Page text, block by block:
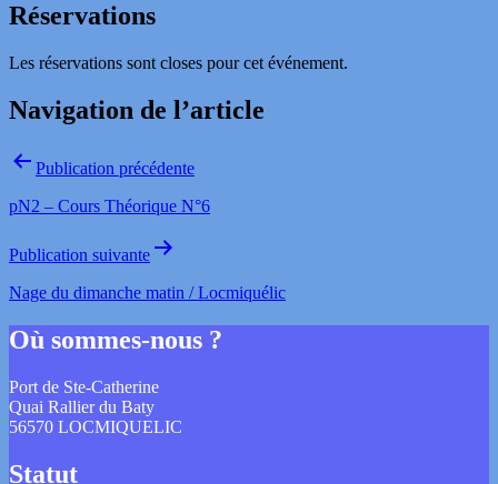
Réservations
Les réservations sont closes pour cet événement.
Navigation de l’article
Publication précédente
pN2 – Cours Théorique N°6
Publication suivante
Nage du dimanche matin / Locmiquélic
Où sommes-nous ?
Port de Ste-Catherine
Quai Rallier du Baty
56570 LOCMIQUELIC
Statut